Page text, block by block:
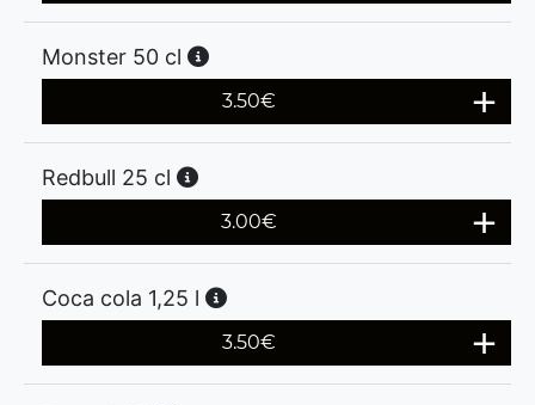
Monster 50 cl
3.50€
Redbull 25 cl
3.00€
Coca cola 1,25 l
3.50€